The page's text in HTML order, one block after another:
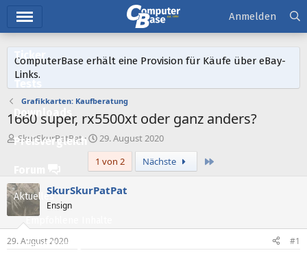
Ticker
Downloads
Preisvergleich
Aktuelles
Neue Beiträge
Anmelden
ComputerBase erhält eine Provision für Käufe über eBay-
Links.
Grafikkarten: Kaufberatung
1660 super, rx5500xt oder ganz anders?
E
t
e
l
l
e
SkurSkurPatPat
E
r
s
t
e
m
29. August 2020
1 von 2
Nächste
SkurSkurPatPat
Ensign
29. August 2020 #1